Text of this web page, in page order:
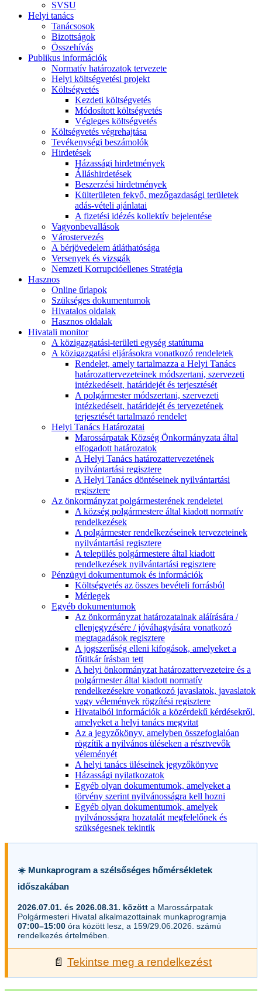
SVSU
Helyi tanács
Tanácsosok
Bizottságok
Összehívás
Publikus információk
Normatív határozatok tervezete
Helyi költségvetési projekt
Költségvetés
Kezdeti költségvetés
Módosított költségvetés
Végleges költségvetés
Költségvetés végrehajtása
Tevékenységi beszámolók
Hirdetések
Házassági hirdetmények
Álláshirdetések
Beszerzési hirdetmények
Külterületen fekvő, mezőgazdasági területek
adás-vételi ajánlatai
A fizetési idézés kollektív bejelentése
Vagyonbevallások
Várostervezés
A bérjövedelem átláthatósága
Versenyek és vizsgák
Nemzeti Korrupcióellenes Stratégia
Hasznos
Online űrlapok
Szükséges dokumentumok
Hivatalos oldalak
Hasznos oldalak
Hivatali monitor
A közigazgatási-területi egység statútuma
A közigazgatási eljárásokra vonatkozó rendeletek
Rendelet, amely tartalmazza a Helyi Tanács
határozattervezeteinek módszertani, szervezeti
intézkedéseit, határidejét és terjesztését
A polgármester módszertani, szervezeti
intézkedéseit, határidejét és tervezetének
terjesztését tartalmazó rendelet
Helyi Tanács Határozatai
Marossárpatak Község Önkormányzata által
elfogadott határozatok
A Helyi Tanács határozattervezetének
nyilvántartási regisztere
A Helyi Tanács döntéseinek nyilvántartási
regisztere
Az önkormányzat polgármesterének rendeletei
A község polgármestere által kiadott normatív
rendelkezések
A polgármester rendelkezéseinek tervezeteinek
nyilvántartási regisztere
A település polgármestere által kiadott
rendelkezések nyilvántartási regisztere
Pénzügyi dokumentumok és információk
Költségvetés az összes bevételi forrásból
Mérlegek
Egyéb dokumentumok
Az önkormányzat határozatainak aláírására /
ellenjegyzésére / jóváhagyására vonatkozó
megtagadások regisztere
A jogszerűség elleni kifogások, amelyeket a
főtitkár írásban tett
A helyi önkormányzat határozattervezeteire és a
polgármester által kiadott normatív
rendelkezésekre vonatkozó javaslatok, javaslatok
vagy vélemények rögzítési regisztere
Hivatalból információk a közérdekű kérdésekről,
amelyeket a helyi tanács megvitat
Az a jegyzőkönyv, amelyben összefoglalóan
rögzítik a nyilvános üléseken a résztvevők
véleményét
A helyi tanács üléseinek jegyzőkönyve
Házassági nyilatkozatok
Egyéb olyan dokumentumok, amelyeket a
törvény szerint nyilvánosságra kell hozni
Egyéb olyan dokumentumok, amelyek
nyilvánosságra hozatalát megfelelőnek és
szükségesnek tekintik
☀️ Munkaprogram a szélsőséges hőmérsékletek
időszakában
2026.07.01. és 2026.08.31. között a Marossárpatak
Polgármesteri Hivatal alkalmazottainak munkaprogramja
07:00–15:00 óra között lesz, a 159/29.06.2026. számú
rendelkezés értelmében.
📄 Tekintse meg a rendelkezést